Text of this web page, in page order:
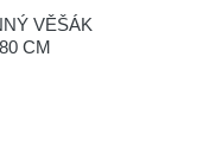
VĚŠÁK
CM